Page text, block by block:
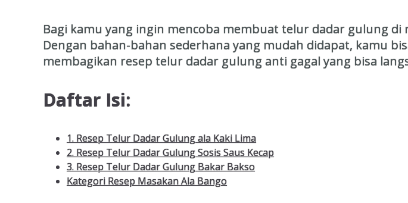
Bagi kamu yang ingin mencoba membuat telur dadar gulung
Dengan bahan-bahan sederhana yang mudah didapat, kamu
membagikan resep telur dadar gulung anti gagal yang bisa
Daftar Isi:
1. Resep Telur Dadar Gulung ala Kaki Lima
2. Resep Telur Dadar Gulung Sosis Saus Kecap
3. Resep Telur Dadar Gulung Bakar Bakso
Kategori Resep Masakan Ala Bango